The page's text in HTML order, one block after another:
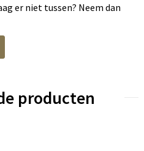
er niet tussen? Neem dan
producten